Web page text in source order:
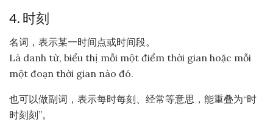
4. 时刻
名词，表示某一时间点或时间段。
Là danh từ, biểu thị mỗi một điểm thời gian hoặc mỗi
một đoạn thời gian nào đó.
也可以做副词，表示每时每刻、经常等意思，能重叠为“时
时刻刻”。